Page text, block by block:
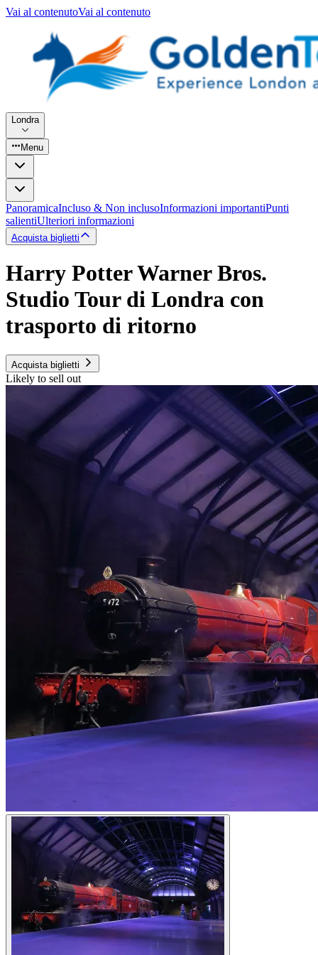
Vai al contenutoVai al contenuto
Londra
Menu
PanoramicaIncluso & Non inclusoInformazioni importantiPunti
salientiUlteriori informazioni
Acquista biglietti
Harry Potter Warner Bros.
Studio Tour di Londra con
trasporto di ritorno
Acquista biglietti
Likely to sell out